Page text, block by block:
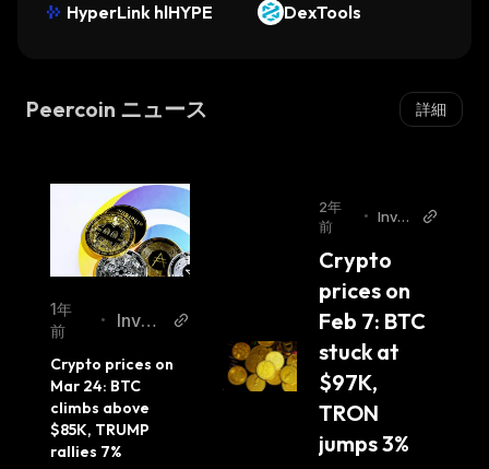
ing Markets ETF (O
L
HyperLink hlHYPE DexTools
Peercoin ニュース 詳細
1年
前
•
Invez
Crypto prices on
Mar 24: BTC
climbs above
$85K, TRUMP
rallies 7%
2年
前
• Invez
Crypto
prices on
Feb 7: BTC
stuck at
$97K,
TRON
jumps 3%